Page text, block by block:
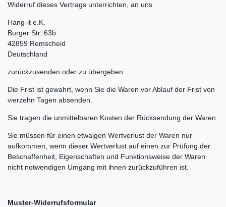
Widerruf dieses Vertrags unterrichten, an uns
Hang-it e.K.
Burger Str. 63b
42859 Remscheid
Deutschland
zurückzusenden oder zu übergeben.
Die Frist ist gewahrt, wenn Sie die Waren vor Ablauf der Frist von
vierzehn Tagen absenden.
Sie tragen die unmittelbaren Kosten der Rücksendung der Waren.
Sie müssen für einen etwaigen Wertverlust der Waren nur
aufkommen, wenn dieser Wertverlust auf einen zur Prüfung der
Beschaffenheit, Eigenschaften und Funktionsweise der Waren
nicht notwendigen Umgang mit ihnen zurückzuführen ist.
Muster-Widerrufsformular